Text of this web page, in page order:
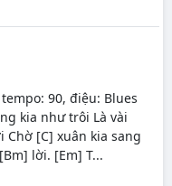
tempo: 90, điệu: Blues
kia như trôi Là vài
[C] xuân kia sang
lời. [Em] T...